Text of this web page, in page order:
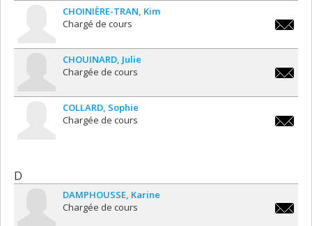
CHOINIÈRE-TRAN Kim
Chargé de cours
CHOUINARD Julie
Chargée de cours
COLLARD Sophie
Chargée de cours
D
DAMPHOUSSE Karine
Chargée de cours